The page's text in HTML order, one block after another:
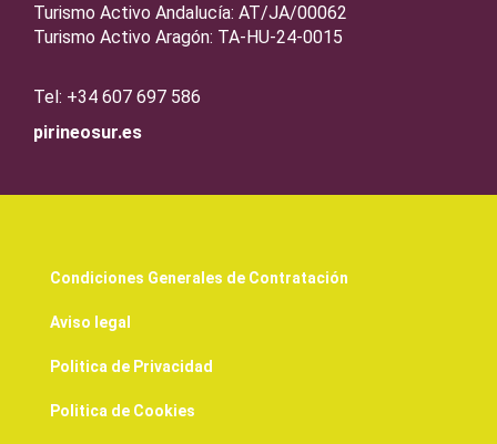
Turismo Activo Andalucía: AT/JA/00062
Turismo Activo Aragón: TA-HU-24-0015
Tel: +34 607 697 586
pirineosur.es
Condiciones Generales de Contratación
Aviso legal
Politica de Privacidad
Politica de Cookies